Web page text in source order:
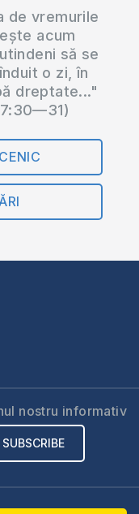
de vremurile
acum
să se
o zi, în
dreptate..."
nostru informativ